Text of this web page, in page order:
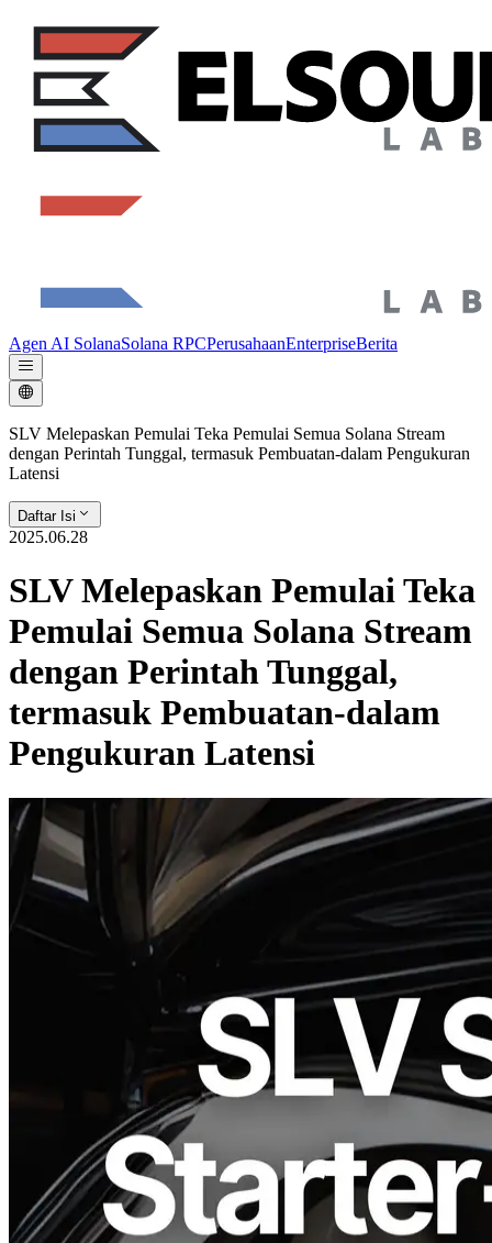
Agen AI SolanaSolana RPCPerusahaanEnterpriseBerita
SLV Melepaskan Pemulai Teka Pemulai Semua Solana Stream
dengan Perintah Tunggal, termasuk Pembuatan-dalam Pengukuran
Latensi
Daftar Isi
2025.06.28
SLV Melepaskan Pemulai Teka
Pemulai Semua Solana Stream
dengan Perintah Tunggal,
termasuk Pembuatan-dalam
Pengukuran Latensi
ELSOUL LABO B.V. (Markas: Amsterdam, Belanda, CEO:
Fumitake Kawasaki) dan Validators DAO telah merilis versi terbaru
dari open-source Solana lingkungan pengembangan "SLV",
Menampilkan peralatan starter baru mampu memanfaatkan semua
Solana stream hanya dengan satu perintah. Perlengkapan starter ini
termasuk built-in pengukuran latensi, memungkinkan pengembang
untuk cepat mengidentifikasi titik akhir tercepat dan mempercepat
pengembangan proyek mereka.